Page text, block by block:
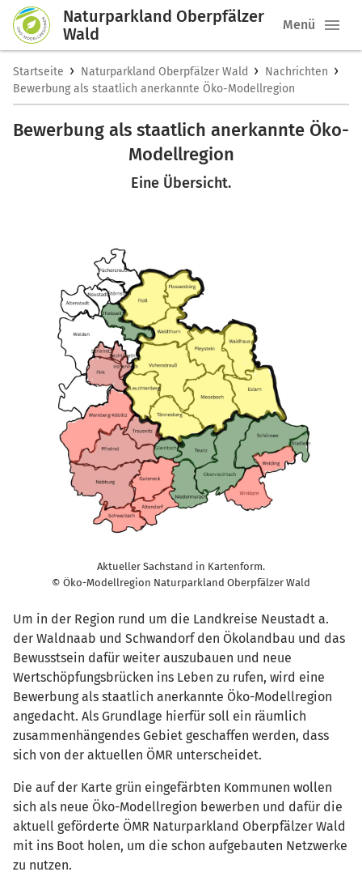
Naturparkland Oberpfälzer
Wald
Menü
Startseite › Naturparkland Oberpfälzer Wald › Nachrichten ›
Bewerbung als staatlich anerkannte Öko-Modellregion
Bewerbung als staatlich anerkannte Öko-
Modellregion
Eine Übersicht.
Aktueller Sachstand in Kartenform.
© Öko-Modellregion Naturparkland Oberpfälzer Wald
Um in der Region rund um die Landkreise Neustadt a.
der Waldnaab und Schwandorf den Ökolandbau und das
Bewusstsein dafür weiter auszubauen und neue
Wertschöpfungsbrücken ins Leben zu rufen, wird eine
Bewerbung als staatlich anerkannte Öko-Modellregion
angedacht. Als Grundlage hierfür soll ein räumlich
zusammenhängendes Gebiet geschaffen werden, dass
sich von der aktuellen ÖMR unterscheidet.
Die auf der Karte grün eingefärbten Kommunen wollen
sich als neue Öko-Modellregion bewerben und dafür die
aktuell geförderte ÖMR Naturparkland Oberpfälzer Wald
mit ins Boot holen, um die schon aufgebauten Netzwerke
zu nutzen.